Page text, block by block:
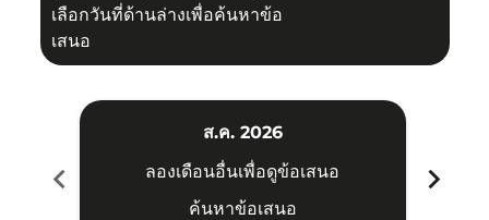
เลือกวันที่ด้านล่างเพื่อค้นหาข้อ
เสนอ
chevron_left
ส.ค. 2026
ลองเดือนอื่นเพื่อดูข้อเสนอ
ค้นหาข้อเสนอ
chevron_right